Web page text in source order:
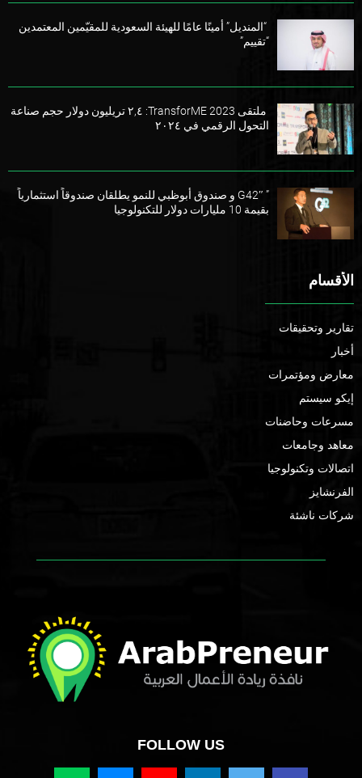
“المنديل” أمينًا عامًا للهيئة السعودية للمقيّمين المعتمدين
“تقييم”
ملتقى TransforME 2023: ٢,٤ تريليون دولار حجم صناعة
التحول الرقمي في ٢٠٢٤
” G42″ و صندوق أبوظبي للنمو يطلقان صندوقاً استثمارياً
بقيمة 10 مليارات دولار للتكنولوجيا
الأقسام
تقارير وتحقيقات
أخبار
معارض ومؤتمرات
إيكو سيستم
مسرعات وحاضنات
معاهد وجامعات
اتصالات وتكنولوجيا
الفرنشايز
شركات ناشئة
FOLLOW US